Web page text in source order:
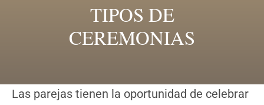
TIPOS DE
CEREMONIAS
Las parejas tienen la oportunidad de celebrar